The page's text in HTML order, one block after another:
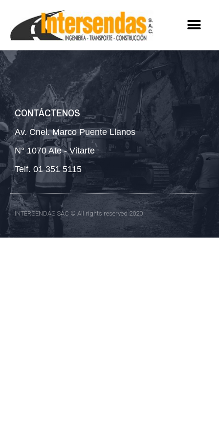
CONTÁCTENOS
Av. Cnel. Marco Puente Llanos
N° 1070 Ate - Vitarte
Telf. 01 351 5115
INTERSENDAS SAC © All rights reserved 2020